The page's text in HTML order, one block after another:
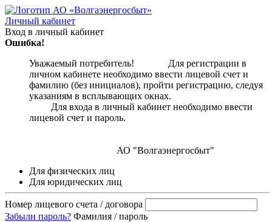
Личный кабинет
Вход в личный кабинет
Ошибка!
Уважаемый потребитель! Для регистрации в
личном кабинете необходимо ввести лицевой счет и
фамилию (без инициалов), пройти регистрацию, следуя
указаниям в всплывающих окнах.
Для входа в личный кабинет необходимо ввести
лицевой счет и пароль.
АО "Волгаэнергосбыт"
Для физических лиц
Для юридических лиц
Номер лицевого счета / договора
Забыли пароль? Фамилия / пароль